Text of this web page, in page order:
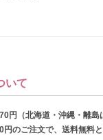
いて
円（北海道・沖縄・離島
円のご注文で、送料無料と